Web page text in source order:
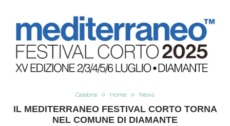
Calabria Home News
IL MEDITERRANEO FESTIVAL CORTO TORNA
NEL COMUNE DI DIAMANTE